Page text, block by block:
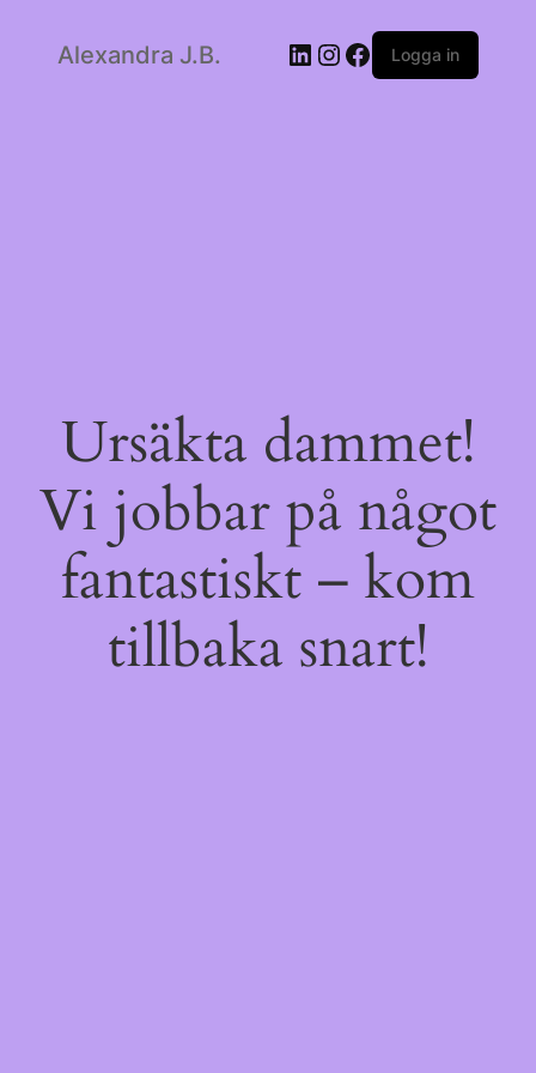
Alexandra J.B. LinkedIn
Instagram
Facebook
Logga in
Ursäkta dammet!
Vi jobbar på något
fantastiskt – kom
tillbaka snart!